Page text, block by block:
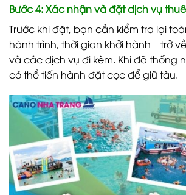
Bước 4: Xác nhận và đặt dịch vụ
Trước khi đặt, bạn cần kiểm tra lại
hành trình, thời gian khởi hành – trở
và các dịch vụ đi kèm. Khi đã thống
có thể tiến hành đặt cọc để giữ tàu.